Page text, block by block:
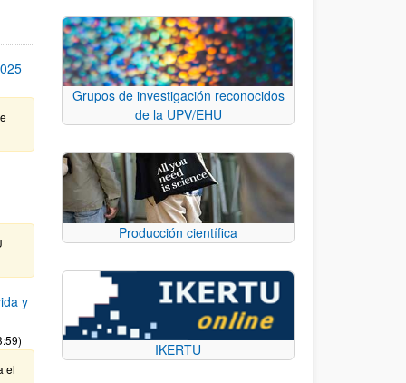
y
el
Grupos de investigación reconocidos
de la UPV/EHU
Producción científica
IKERTU